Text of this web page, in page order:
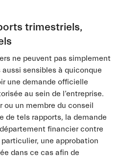
trimestriels,
ne peuvent pas simplement
sensibles à quiconque
une demande officielle
au sein de l’entreprise.
ou un membre du conseil
de tels rapports, la demande
financier contre
une approbation
dans ce cas afin de